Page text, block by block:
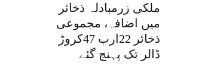
ملکی زرمبادلہ ذخائر
میں اضافہ، مجموعی
ذخائر 22ارب 47کروڑ
ڈالر تک پہنچ گئے